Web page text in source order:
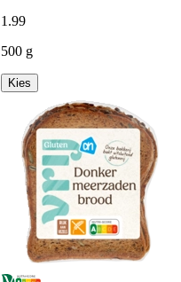
1.99
500 g
Kies